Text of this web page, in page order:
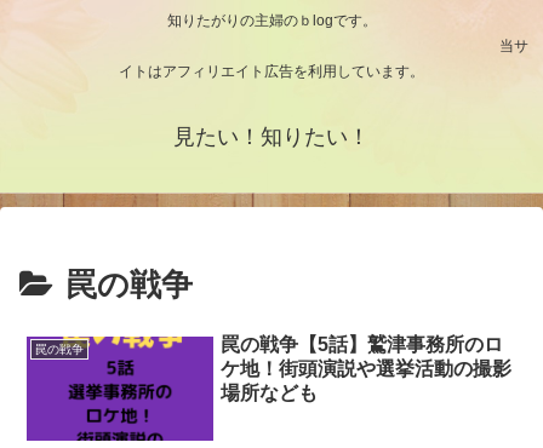
知りたがりの主婦のｂlogです。
当サ
イトはアフィリエイト広告を利用しています。
見たい！知りたい！
罠の戦争
罠の戦争
罠の戦争【5話】鷲津事務所のロ
ケ地！街頭演説や選挙活動の撮影
場所なども